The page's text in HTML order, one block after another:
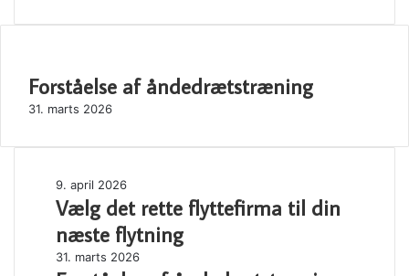
Close
Forståelse af åndedrætstræning
31. marts 2026
Vælg
det
flyttefirma
til
9. april 2026
Vælg det rette flyttefirma til din
næste flytning
Forståelse
31. marts 2026